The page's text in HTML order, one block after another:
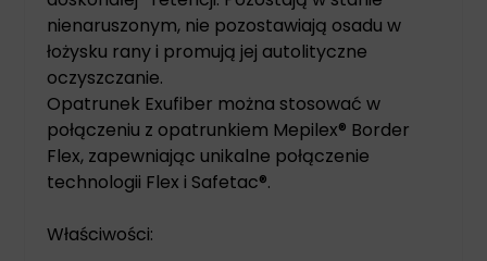
nienaruszonym, nie pozostawiają osadu w
łożysku rany i promują jej autolityczne
oczyszczanie.
Opatrunek Exufiber można stosować w
połączeniu z opatrunkiem Mepilex® Border
Flex, zapewniając unikalne połączenie
technologii Flex i Safetac®.
Właściwości: